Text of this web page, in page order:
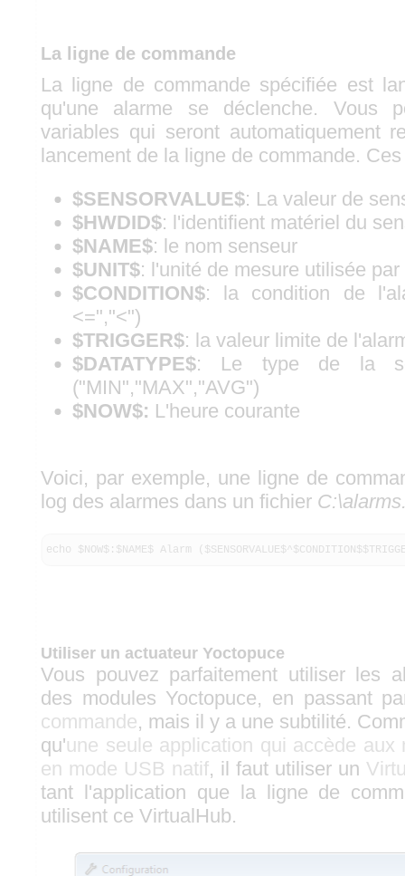
La ligne de commande
La ligne de commande spécifiée est
qu'une alarme se déclenche. Vous
variables qui seront automatiquement
lancement de la ligne de commande.
$SENSORVALUE$: La valeur de
$HWDID$: l'identifient matériel du
$NAME$: le nom senseur
$UNIT$: l'unité de mesure utilisée
$CONDITION$: la condition de
<=","<")
$TRIGGER$: la valeur limite de
$DATATYPE$: Le type de la
("MIN","MAX","AVG")
$NOW$: L'heure courante
Voici, par exemple, une ligne de
log des alarmes dans un fichier
echo $NOW$:$NAME$ Alarm
Utiliser un actuateur Yoctopuce
Vous pouvez parfaitement utiliser les
des modules Yoctopuce, en passant
commande, mais il y a une subtilité.
qu'une seule application qui accède aux
en mode USB natif, il faut utiliser un
tant l'application que la ligne de
utilisent ce VirtualHub.